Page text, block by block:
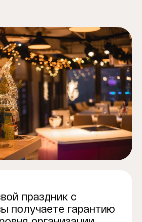
праздник с
получаете гарантию